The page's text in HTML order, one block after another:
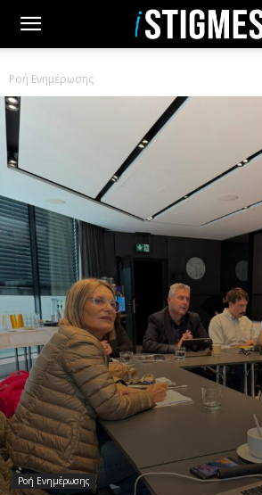
Ροή Ενημέρωσης
Ροή Ενημέρωσης